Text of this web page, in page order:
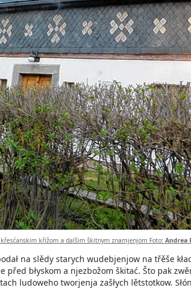
křižom a dalšim škitnym znamjenjom Foto: Andrea
na slědy starych wudebjenjow na třěše
błyskom a njezbožom škitać. Što pak
ludoweho tworjenja zašłych lětstotkow.